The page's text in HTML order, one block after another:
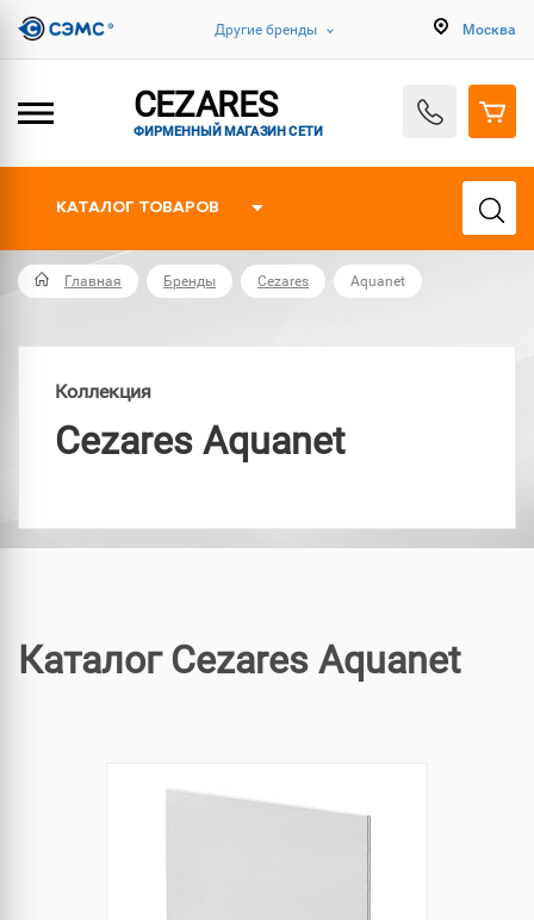
Другие бренды Москва
CEZARES
ФИРМЕННЫЙ МАГАЗИН СЕТИ
КАТАЛОГ ТОВАРОВ
Главная Бренды Cezares Aquanet
Коллекция
Cezares Aquanet
Каталог Cezares Aquanet